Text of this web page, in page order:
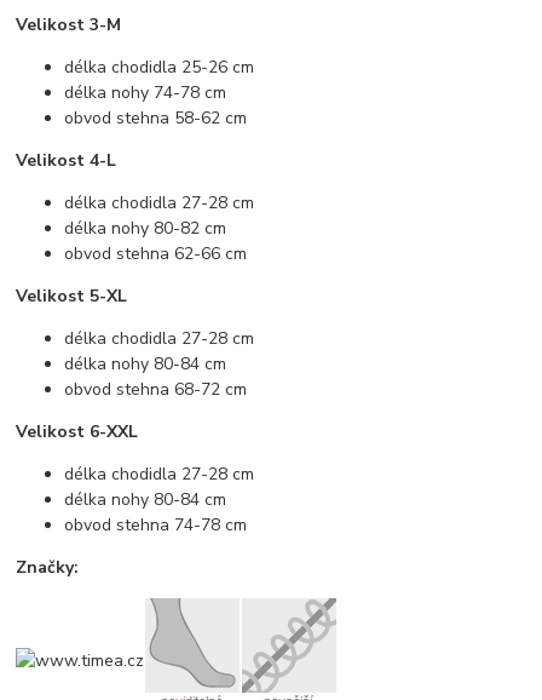
Velikost 3-M
délka chodidla 25-26 cm
délka nohy 74-78 cm
obvod stehna 58-62 cm
Velikost 4-L
délka chodidla 27-28 cm
délka nohy 80-82 cm
obvod stehna 62-66 cm
Velikost 5-XL
délka chodidla 27-28 cm
délka nohy 80-84 cm
obvod stehna 68-72 cm
Velikost 6-XXL
délka chodidla 27-28 cm
délka nohy 80-84 cm
obvod stehna 74-78 cm
Značky: